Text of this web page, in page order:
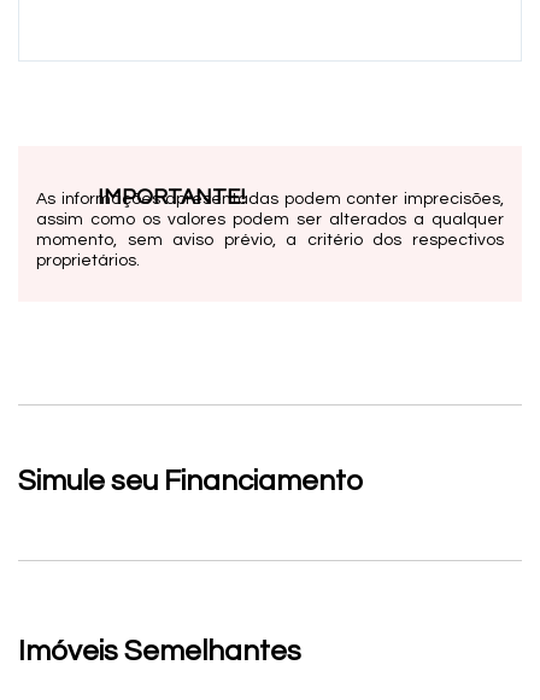
IMPORTANTE!
As informações apresentadas podem conter imprecisões,
assim como os valores podem ser alterados a qualquer
momento, sem aviso prévio, a critério dos respectivos
proprietários.
Simule seu Financiamento
Imóveis Semelhantes